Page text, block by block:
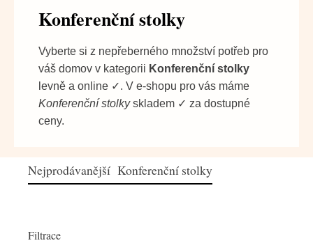
Konferenční stolky
Vyberte si z nepřeberného množství potřeb pro
váš domov v kategorii Konferenční stolky
levně a online ✓. V e-shopu pro vás máme
Konferenční stolkyskladem ✓ za dostupné
ceny.
Nejprodávanější Konferenční stolky
Filtrace